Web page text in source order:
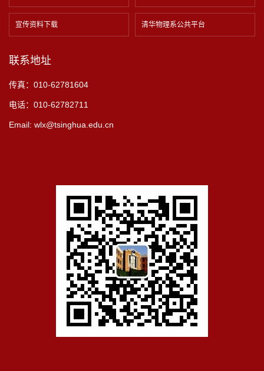
宣传资料下载 清华物理系公共平台
联系地址
传真：010-62781604
电话：010-62782711
Email: wlx@tsinghua.edu.cn